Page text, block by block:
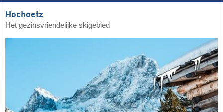
Hochoetz
Het gezinsvriendelijke skigebied